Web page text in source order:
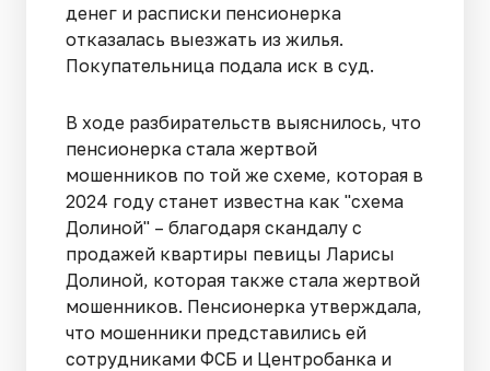
денег и расписки пенсионерка
отказалась выезжать из жилья.
Покупательница подала иск в суд.
В ходе разбирательств выяснилось, что
пенсионерка стала жертвой
мошенников по той же схеме, которая в
2024 году станет известна как "схема
Долиной" – благодаря скандалу с
продажей квартиры певицы Ларисы
Долиной, которая также стала жертвой
мошенников. Пенсионерка утверждала,
что мошенники представились ей
сотрудниками ФСБ и Центробанка и